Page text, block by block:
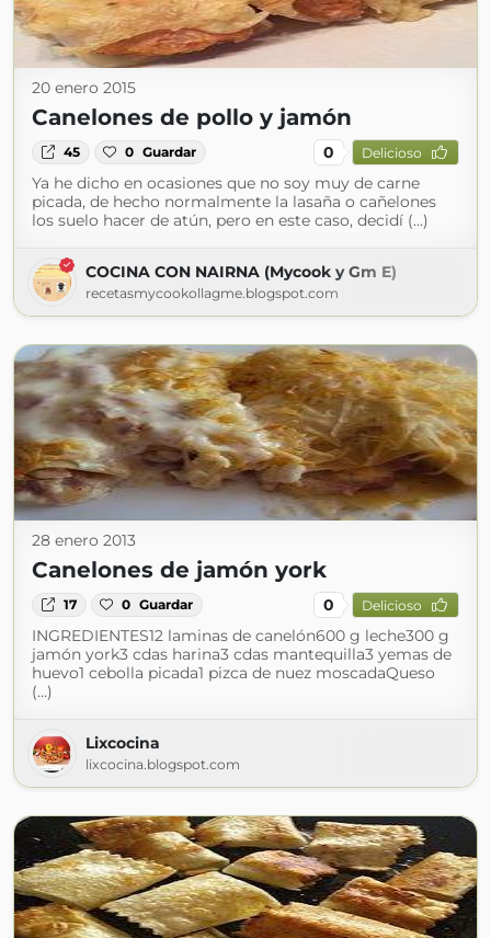
20 enero 2015
Canelones de pollo y jamón
45 0 Guardar 0 Delicioso
Ya he dicho en ocasiones que no soy muy de carne
picada, de hecho normalmente la lasaña o cañelones
los suelo hacer de atún, pero en este caso, decidí (...)
COCINA CON NAIRNA (Mycook y Gm E)
recetasmycookollagme.blogspot.com
28 enero 2013
Canelones de jamón york
17 0 Guardar 0 Delicioso
INGREDIENTES12 laminas de canelón600 g leche300 g
jamón york3 cdas harina3 cdas mantequilla3 yemas de
huevo1 cebolla picada1 pizca de nuez moscadaQueso
(...)
Lixcocina
lixcocina.blogspot.com